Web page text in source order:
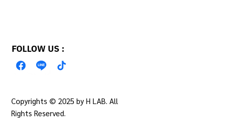
FOLLOW US :
Copyrights © 2025 by H LAB. All
Rights Reserved.